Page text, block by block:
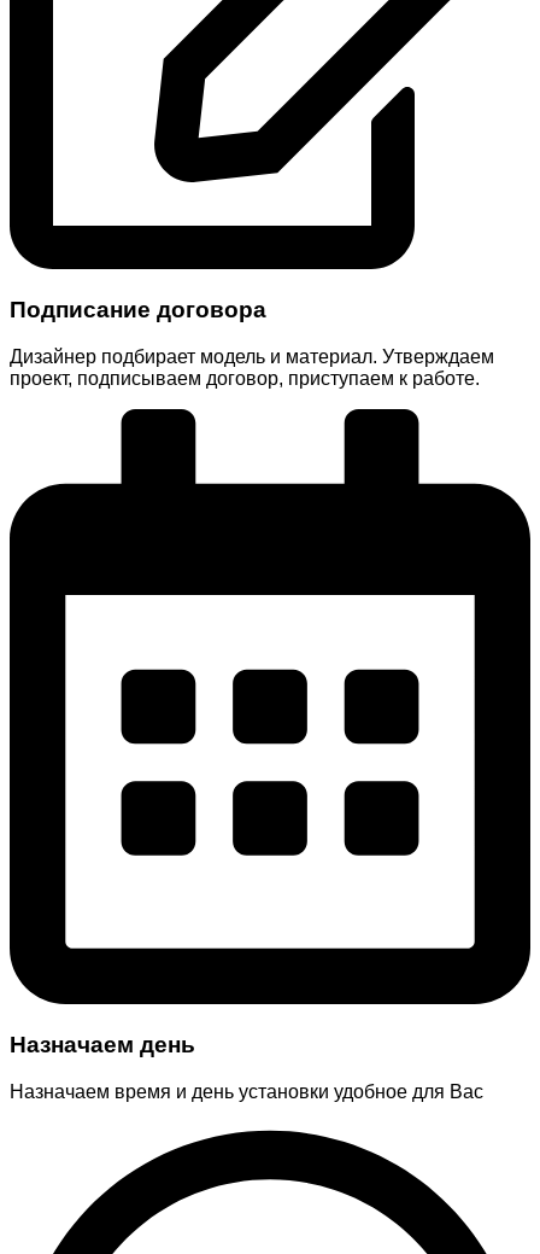
Подписание договора
Дизайнер подбирает модель и материал. Утверждаем
проект, подписываем договор, приступаем к работе.
Назначаем день
Назначаем время и день установки удобное для Вас